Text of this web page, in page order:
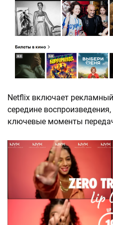
Netflix включает
середине
ключевые моменты